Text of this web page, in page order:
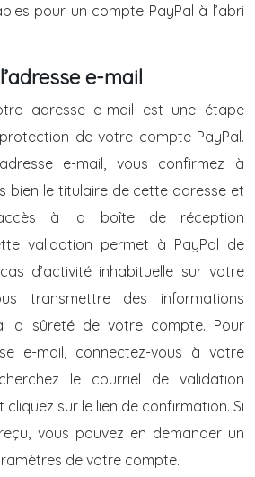
pour un compte PayPal à l’abri
e-mail
adresse e-mail est une étape
de votre compte PayPal.
e-mail, vous confirmez à
bien le titulaire de cette adresse et
à la boîte de réception
validation permet à PayPal de
d’activité inhabituelle sur votre
transmettre des informations
la sûreté de votre compte. Pour
e-mail, connectez-vous à votre
le courriel de validation
cliquez sur le lien de confirmation. Si
vous pouvez en demander un
de votre compte.